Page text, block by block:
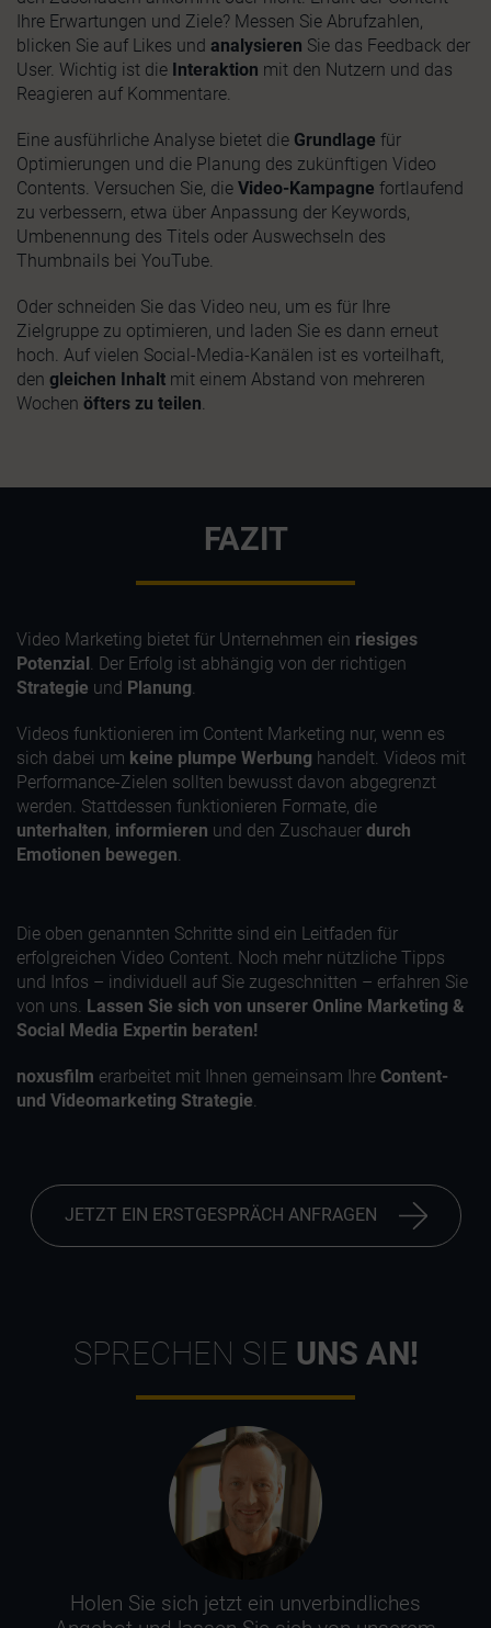
Ihre Erwartungen und Ziele? Messen Sie Abrufzahlen,
blicken Sie auf Likes und analysieren Sie das Feedback der
User. Wichtig ist die Interaktion mit den Nutzern und das
Reagieren auf Kommentare.
Eine ausführliche Analyse bietet die Grundlage für
Optimierungen und die Planung des zukünftigen Video
Contents. Versuchen Sie, die Video-Kampagne fortlaufend
zu verbessern, etwa über Anpassung der Keywords,
Umbenennung des Titels oder Auswechseln des
Thumbnails bei YouTube.
Oder schneiden Sie das Video neu, um es für Ihre
Zielgruppe zu optimieren, und laden Sie es dann erneut
hoch. Auf vielen Social-Media-Kanälen ist es vorteilhaft,
den gleichen Inhalt mit einem Abstand von mehreren
Wochen öfters zu teilen
FAZIT
Video Marketing bietet für Unternehmen ein riesiges
Potenzial . Der Erfolg ist abhängig von der richtigen
Strategie und Planung
Videos funktionieren im Content Marketing nur, wenn es
sich dabei um keine plumpe Werbung handelt. Videos mit
Performance-Zielen sollten bewusst davon abgegrenzt
werden. Stattdessen funktionieren Formate, die
unterhalten, informieren und den Zuschauer durch
Emotionen bewegen
Die oben genannten Schritte sind ein Leitfaden für
erfolgreichen Video Content. Noch mehr nützliche Tipps
und Infos – individuell auf Sie zugeschnitten – erfahren Sie
von uns. Lassen Sie sich von unserer Online Marketing &
Social Media Expertin beraten!
noxusfilm erarbeitet mit Ihnen gemeinsam Ihre Content-
und Videomarketing Strategie
JETZT EIN ERSTGESPRÄCH ANFRAGEN
SPRECHEN SIE UNS AN!
Holen Sie sich jetzt ein unverbindliches